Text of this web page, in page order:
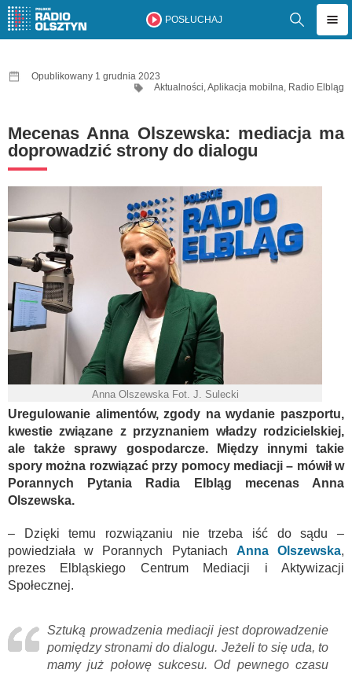
POSŁUCHAJ
Opublikowany 1 grudnia 2023
Aktualności,Aplikacja mobilna, Radio Elbląg
Mecenas Anna Olszewska: mediacja ma
doprowadzić strony do dialogu
Anna Olszewska Fot. J. Sulecki
Uregulowanie alimentów, zgody na wydanie paszportu,
kwestie związane z przyznaniem władzy rodzicielskiej,
ale także sprawy gospodarcze. Między innymi takie
spory można rozwiązać przy pomocy mediacji – mówił w
Porannych Pytania Radia Elbląg mecenas Anna
Olszewska.
– Dzięki temu rozwiązaniu nie trzeba iść do sądu –
powiedziała w Porannych Pytaniach Anna Olszewska,
prezes Elbląskiego Centrum Mediacji i Aktywizacji
Społecznej.
Sztuką prowadzenia mediacji jest doprowadzenie
pomiędzy stronami do dialogu. Jeżeli to się uda, to
mamy już połowę sukcesu. Od pewnego czasu